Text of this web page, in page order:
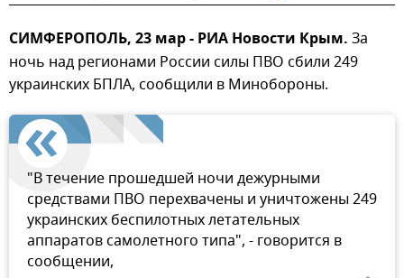
СИМФЕРОПОЛЬ, 23 мар - РИА Новости Крым. За
ночь над регионами России силы ПВО сбили 249
украинских БПЛА, сообщили в Минобороны.
"В течение прошедшей ночи дежурными
средствами ПВО перехвачены и уничтожены 249
украинских беспилотных летательных
аппаратов самолетного типа", - говорится в
сообщении,